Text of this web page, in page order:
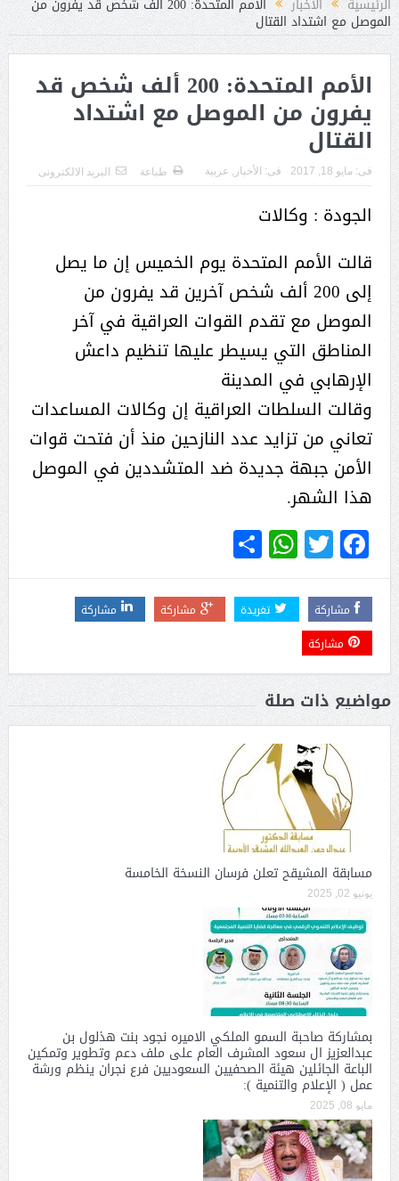
الموصل مع اشتداد القتال
الأمم المتحدة: 200 ألف شخص قد
يفرون من الموصل مع اشتداد
القتال
فى: مايو 18, 2017 فى: الأخبار عربية طباعة البريد الالكترونى
الجودة : وكالات
قالت الأمم المتحدة يوم الخميس إن ما يصل
إلى 200 ألف شخص آخرين قد يفرون من
الموصل مع تقدم القوات العراقية في آخر
المناطق التي يسيطر عليها تنظيم داعش
الإرهابي في المدينة
وقالت السلطات العراقية إن وكالات المساعدات
تعاني من تزايد عدد النازحين منذ أن فتحت قوات
الأمن جبهة جديدة ضد المتشددين في الموصل
هذا الشهر.
Facebook
Twitter
WhatsApp
Share
مشاركة تغريدة مشاركة
مشاركة
مشاركة
مواضيع ذات صلة
مسابقة المشيقح تعلن فرسان النسخة الخامسة
يونيو 02, 2025
بمشاركة صاحبة السمو الملكي الاميره نجود بنت هذلول بن
عبدالعزيز ال سعود المشرف العام على ملف دعم وتطوير وتمكين
الباعة الجائلين هيئة الصحفيين السعوديين فرع نجران ينظم ورشة
عمل ( الإعلام والتنمية ):
مايو 08, 2025